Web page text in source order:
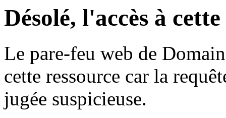
Désolé, l'accès à
Le pare-feu web de
cette ressource car la
jugée suspicieuse.